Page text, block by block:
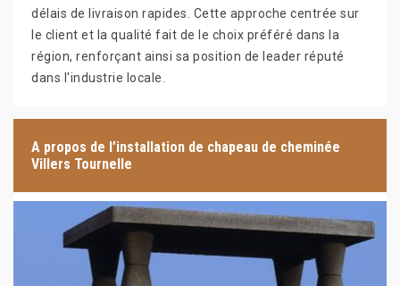
délais de livraison rapides. Cette approche centrée sur
le client et la qualité fait de le choix préféré dans la
région, renforçant ainsi sa position de leader réputé
dans l'industrie locale.
A propos de l’installation de chapeau de cheminée
Villers Tournelle